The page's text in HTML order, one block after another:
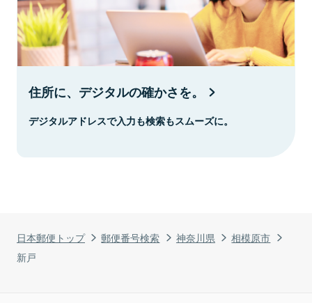
日本郵便トップ 郵便番号検索 神奈川県
相模原市
新戸
住所に、デジタルの確かさを。
デジタルアドレスで入力も検索もスムーズに。